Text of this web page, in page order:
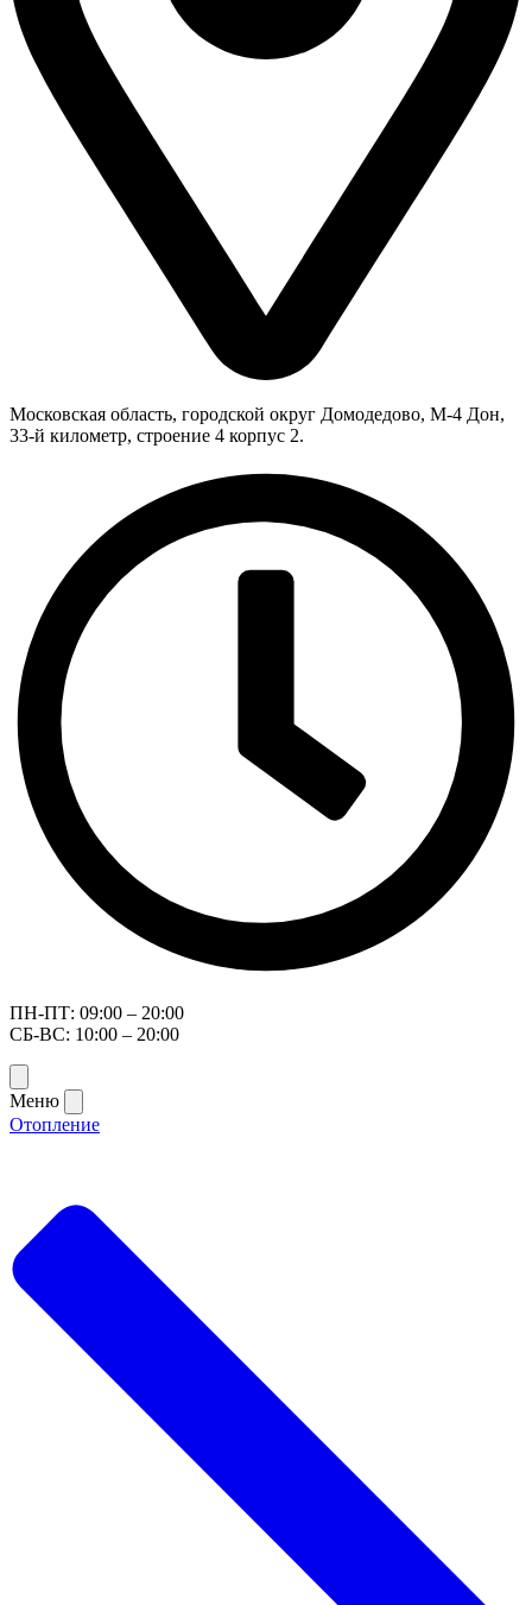
Московская область, городской округ Домодедово, М-4 Дон,
33-й километр, строение 4 корпус 2.
ПН-ПТ: 09:00 – 20:00
СБ-ВС: 10:00 – 20:00
Меню
Отопление